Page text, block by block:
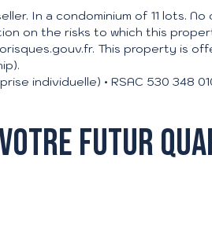
In a condominium of 11 lots.
on the risks to which this
This property is
individuelle) • RSAC 530 348
votre futur